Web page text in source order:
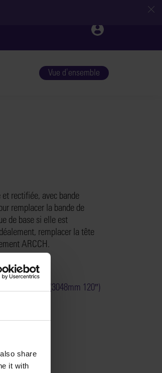
share
it with
Vue d'ensemble
rectifiée, avec bande
remplacer la bande de
de base si elle est
remplacer la tête
ARCCH.
de coupe (3048mm 120″)